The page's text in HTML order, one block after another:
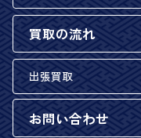
買取の流れ
出張買取
お問い合わせ